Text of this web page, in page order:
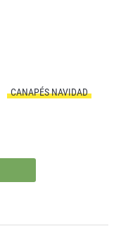
CANAPÉS NAVIDAD